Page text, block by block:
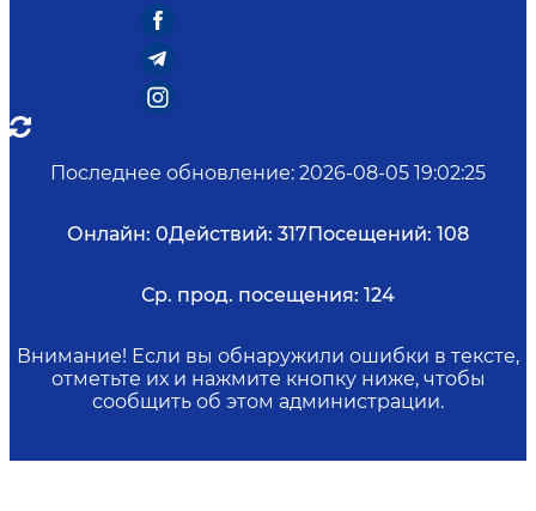
Последнее обновление: 2026-08-05 19:02:25
Онлайн: 0Действий: 317Посещений: 108
Ср. прод. посещения: 124
Внимание! Если вы обнаружили ошибки в тексте,
отметьте их и нажмите кнопку ниже, чтобы
сообщить об этом администрации.